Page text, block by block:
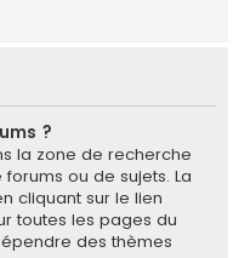
?
la zone de recherche
ou de sujets. La
cliquant sur le lien
toutes les pages du
des thèmes